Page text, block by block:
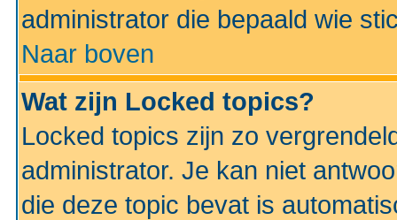
administrator die bepaald wie
Naar boven
Wat zijn Locked topics?
Locked topics zijn zo
administrator. Je kan niet
die deze topic bevat is